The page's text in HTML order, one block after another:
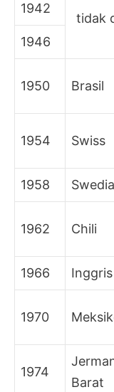
1942
tidak
1946
1950 Brasil
1954 Swiss
1958 Swedia
1962 Chili
1966 Inggris
1970
1974
Barat